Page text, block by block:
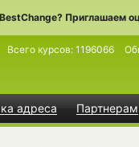
Приглашаем
адреса Партнерам
Всего курсов: 1196066